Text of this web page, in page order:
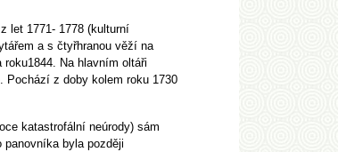
let 1771- 1778 (kulturní
a s čtyřhranou věží na
Na hlavním oltáři
Pochází z doby kolem roku 1730
katastrofální neúrody) sám
byla později